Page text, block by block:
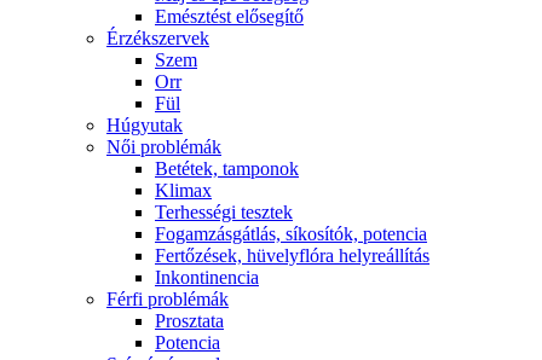
Emésztést elősegítő
Érzékszervek
Szem
Orr
Fül
Húgyutak
Női problémák
Betétek, tamponok
Klimax
Terhességi tesztek
Fogamzásgátlás, síkosítók, potencia
Fertőzések, hüvelyflóra helyreállítás
Inkontinencia
Férfi problémák
Prosztata
Potencia